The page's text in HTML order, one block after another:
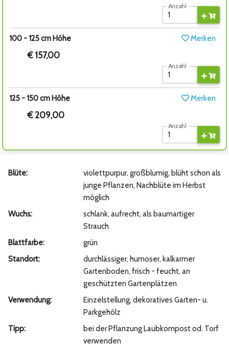
Anzahl
100 - 125 cm Höhe Merken
€ 157,00
Anzahl
125 - 150 cm Höhe Merken
€ 209,00
Anzahl
Blüte:
violettpurpur, großblumig, blüht schon als
junge Pflanzen, Nachblüte im Herbst
möglich
Wuchs:
schlank, aufrecht, als baumartiger
Strauch
Blattfarbe:
grün
Standort:
durchlässiger, humoser, kalkarmer
Gartenboden, frisch - feucht, an
geschützten Gartenplätzen
Verwendung:
Einzelstellung, dekoratives Garten- u.
Parkgehölz
Tipp:
bei der Pflanzung Laubkompost od. Torf
verwenden